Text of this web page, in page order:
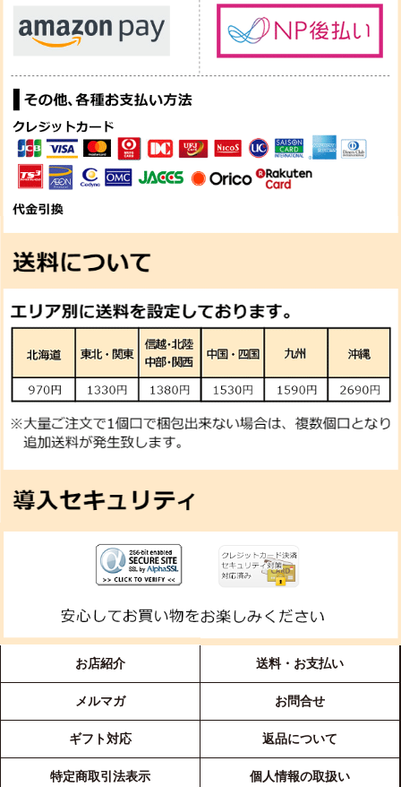
お店紹介 送料・お支払い
メルマガ お問合せ
ギフト対応 返品について
特定商取引法表示 個人情報の取扱い